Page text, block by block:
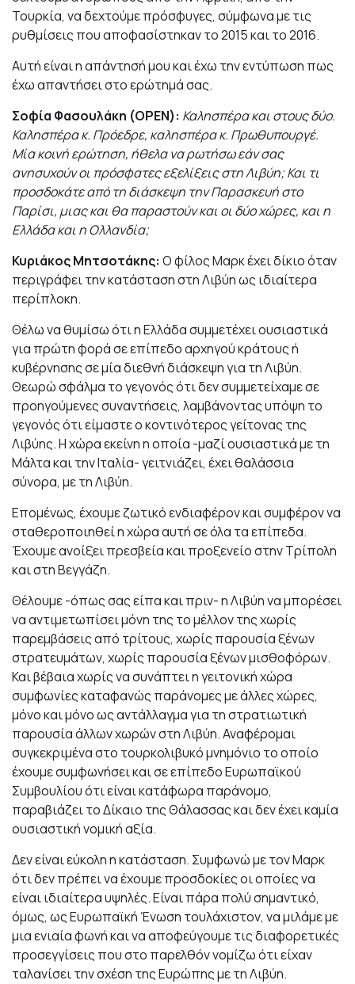
Τουρκία, να δεχτούμε πρόσφυγες, σύμφωνα με τις
ρυθμίσεις που αποφασίστηκαν το 2015 και το 2016.
Αυτή είναι η απάντησή μου και έχω την εντύπωση πως
έχω απαντήσει στο ερώτημά σας.
Σοφία Φασουλάκη (OPEN): Καλησπέρα και στους δύο.
Καλησπέρα κ. Πρόεδρε, καλησπέρα κ. Πρωθυπουργέ.
Mία κοινή ερώτηση, ήθελα να ρωτήσω εάν σας
ανησυχούν οι πρόσφατες εξελίξεις στη Λιβύη; Και τι
προσδοκάτε από τη διάσκεψη την Παρασκευή στο
Παρίσι, μιας και θα παραστούν και οι δύο χώρες, και η
Ελλάδα και η Ολλανδία;
Κυριάκος Μητσοτάκης: Ο φίλος Μαρκ έχει δίκιο όταν
περιγράφει την κατάσταση στη Λιβύη ως ιδιαίτερα
περίπλοκη.
Θέλω να θυμίσω ότι η Ελλάδα συμμετέχει ουσιαστικά
για πρώτη φορά σε επίπεδο αρχηγού κράτους ή
κυβέρνησης σε μία διεθνή διάσκεψη για τη Λιβύη.
Θεωρώ σφάλμα το γεγονός ότι δεν συμμετείχαμε σε
προηγούμενες συναντήσεις, λαμβάνοντας υπόψη το
γεγονός ότι είμαστε ο κοντινότερος γείτονας της
Λιβύης. Η χώρα εκείνη η οποία -μαζί ουσιαστικά με τη
Μάλτα και την Ιταλία- γειτνιάζει, έχει θαλάσσια
σύνορα, με τη Λιβύη.
Επομένως, έχουμε ζωτικό ενδιαφέρον και συμφέρον να
σταθεροποιηθεί η χώρα αυτή σε όλα τα επίπεδα.
Έχουμε ανοίξει πρεσβεία και προξενείο στην Τρίπολη
και στη Βεγγάζη.
Θέλουμε -όπως σας είπα και πριν- η Λιβύη να μπορέσει
να αντιμετωπίσει μόνη της το μέλλον της χωρίς
παρεμβάσεις από τρίτους, χωρίς παρουσία ξένων
στρατευμάτων, χωρίς παρουσία ξένων μισθοφόρων.
Και βέβαια χωρίς να συνάπτει η γειτονική χώρα
συμφωνίες καταφανώς παράνομες με άλλες χώρες,
μόνο και μόνο ως αντάλλαγμα για τη στρατιωτική
παρουσία άλλων χωρών στη Λιβύη. Αναφέρομαι
συγκεκριμένα στο τουρκολιβυκό μνημόνιο το οποίο
έχουμε συμφωνήσει και σε επίπεδο Ευρωπαϊκού
Συμβουλίου ότι είναι κατάφωρα παράνομο,
παραβιάζει το Δίκαιο της Θάλασσας και δεν έχει καμία
ουσιαστική νομική αξία.
Δεν είναι εύκολη η κατάσταση. Συμφωνώ με τον Μαρκ
ότι δεν πρέπει να έχουμε προσδοκίες οι οποίες να
είναι ιδιαίτερα υψηλές. Είναι πάρα πολύ σημαντικό,
όμως, ως Ευρωπαϊκή Ένωση τουλάχιστον, να μιλάμε με
μια ενιαία φωνή και να αποφεύγουμε τις διαφορετικές
προσεγγίσεις που στο παρελθόν νομίζω ότι είχαν
ταλανίσει την σχέση της Ευρώπης με τη Λιβύη.